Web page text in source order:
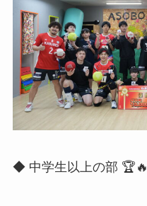
◆ 中学生以上の部 🏆🔥